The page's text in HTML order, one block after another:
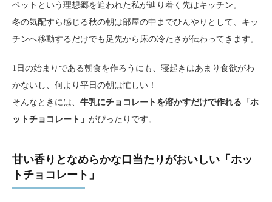
ベットという理想郷を追われた私が辿り着く先はキッチン。
冬の気配すら感じる秋の朝は部屋の中までひんやりとして、キッ
チンへ移動するだけでも足先から床の冷たさが伝わってきます。
1日の始まりである朝食を作ろうにも、寝起きはあまり食欲がわ
かないし、何より平日の朝は忙しい！
そんなときには、 牛乳にチョコレートを溶かすだけで作れる「ホ
ットチョコレート」 がぴったりです。
甘い香りとなめらかな口当たりがおいしい「ホッ
トチョコレート」